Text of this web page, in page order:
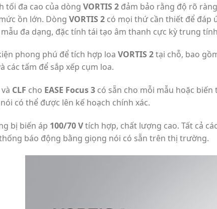
tối đa cao của dòng VORTIS 2 đảm bảo rằng độ rõ
ồn lớn. Dòng VORTIS 2 có mọi thứ cần thiết để đáp
đa dạng, đặc tính tái tạo âm thanh cực kỳ trung
phong phú để tích hợp loa VORTIS 2tại chỗ, bao
các tấm để sắp xếp cụm loa.
và CLF cho EASE Focus 3 có sẵn cho mỗi mẫu hoặc
có thể được lên kế hoạch chính xác.
bị biến áp 100/70 Vtích hợp, chất lượng cao. Tất cả
báo động bằng giọng nói có sẵn trên thị trường.